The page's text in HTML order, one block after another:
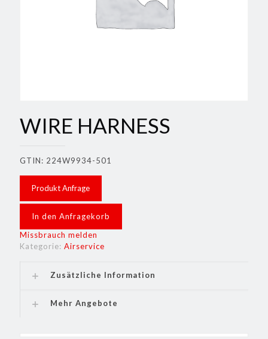
WIRE HARNESS
GTIN: 224W9934-501
Produkt Anfrage
In den Anfragekorb
Missbrauch melden
Kategorie: Airservice
Zusätzliche Information
Mehr Angebote